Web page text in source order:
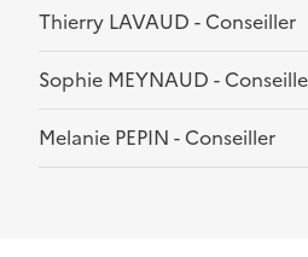
Thierry LAVAUD - Conseiller
Sophie MEYNAUD -
Melanie PEPIN - Conseiller